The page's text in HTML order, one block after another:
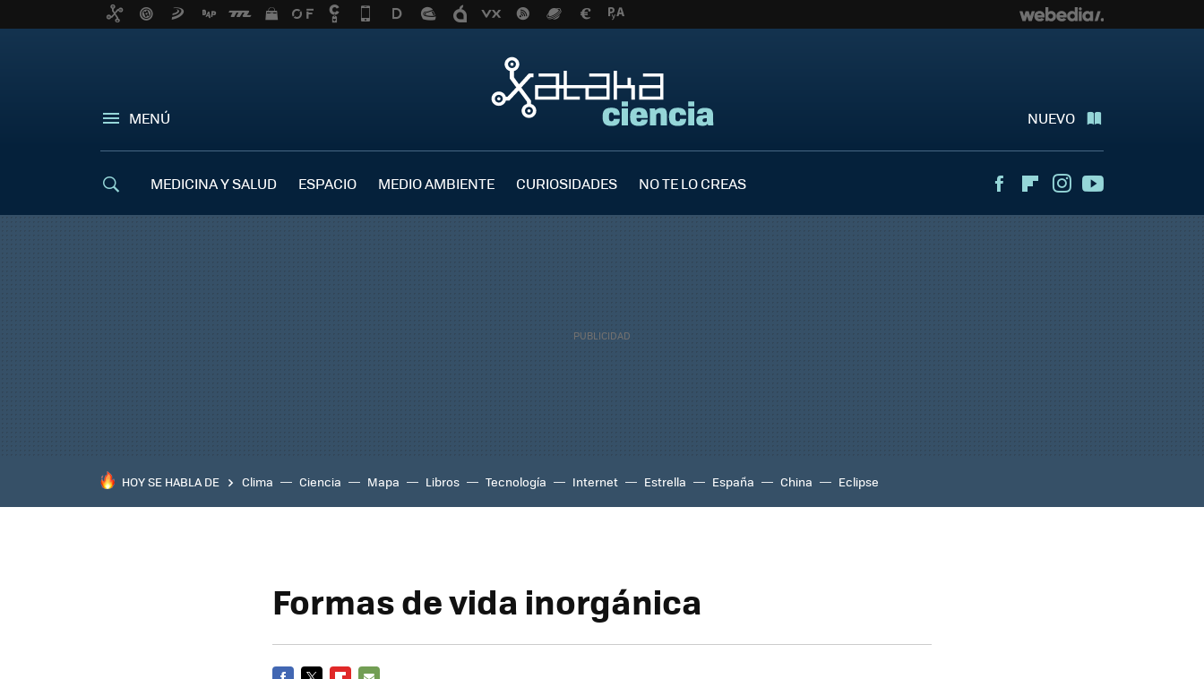
MENÚ NUEVO
MEDICINA Y SALUD ESPACIO MEDIO AMBIENTE CURIOSIDADES NO TE LO CREAS FacebookFlipboardInstagram
HOY SE HABLA DE Clima Ciencia Mapa Libros Tecnología Internet Estrella España China Eclipse
Formas de vida inorgánica